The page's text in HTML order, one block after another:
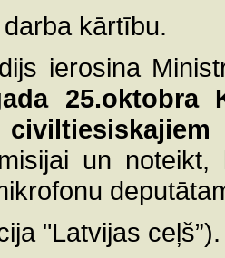
kārtību.
ierosina
un
"Latvijas ceļš”).